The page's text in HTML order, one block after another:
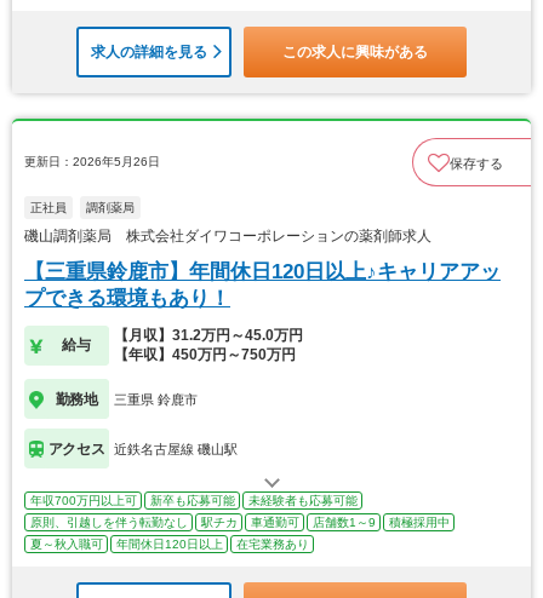
求人の詳細を見る この求人に興味がある
更新日：2026年5月26日 保存する
正社員 調剤薬局
磯山調剤薬局 株式会社ダイワコーポレーションの薬剤師求人
【三重県鈴鹿市】年間休日120日以上♪キャリアアッ
プできる環境もあり！
給与
【月収】31.2万円～45.0万円
【年収】450万円～750万円
勤務地 三重県 鈴鹿市
アクセス 近鉄名古屋線 磯山駅
年収700万円以上可 新卒も応募可能
未経験者も応募可能
原則、引越しを伴う転勤なし
駅チカ 車通勤可 店舗数1～9
積極採用中
夏～秋入職可
年間休日120日以上 在宅業務あり